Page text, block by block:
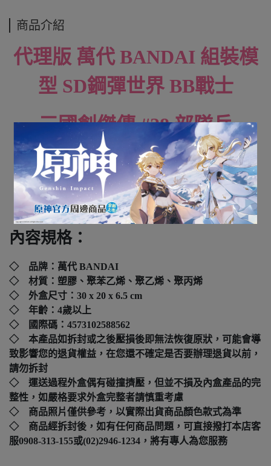
商品介紹
代理版 萬代 BANDAI 組裝模
型 SD鋼彈世界 BB戰士
三國創傑傳 #28 部隊兵
全新未組裝
下標前請先詢問
內容規格：
◇ 品牌：萬代 BANDAI
◇ 材質：塑膠、聚苯乙烯、聚乙烯、聚丙烯
◇ 外盒尺寸：30 x 20 x 6.5 cm
◇ 年齡：4歲以上
◇ 國際碼： 4573102588562
◇ 本產品如拆封或之後壓損後即無法恢復原狀，可能會導
致影響您的退貨權益，在您還不確定是否要辦理退貨以前，
請勿拆封
◇ 運送過程外盒偶有碰撞擠壓，但並不損及內盒產品的完
整性，如嚴格要求外盒完整者請慎重考慮
◇ 商品照片僅供參考，以實際出貨商品顏色款式為準
◇ 商品經拆封後，如有任何商品問題，可直接撥打本店客
服0908-313-155或(02)2946-1234，將有專人為您服務